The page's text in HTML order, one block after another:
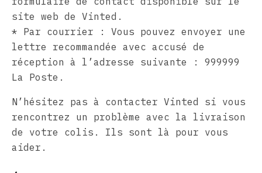
site web de Vinted.
* Par courrier : Vous pouvez envoyer une
lettre recommandée avec accusé de
réception à l’adresse suivante : 999999
La Poste.
N’hésitez pas à contacter Vinted si vous
rencontrez un problème avec la livraison
de votre colis. Ils sont là pour vous
aider.